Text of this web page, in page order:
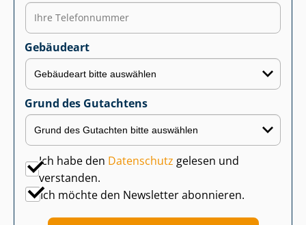
Gebäudeart
Grund des Gutachtens
Ich habe den Datenschutz gelesen und
verstanden.
Ich möchte den Newsletter abonnieren.